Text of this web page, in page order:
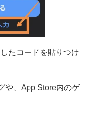
たコードを貼りつけ
や、App Store内のゲ